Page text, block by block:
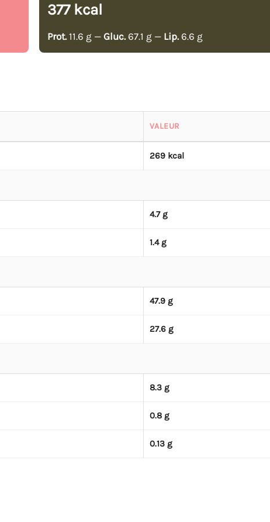
377 kcal
Prot. 11.6 g —Gluc. 67.1 g — Lip. 6.6 g
VALEUR
269 kcal
4.7 g
1.4 g
47.9 g
27.6 g
8.3 g
0.8 g
0.13 g